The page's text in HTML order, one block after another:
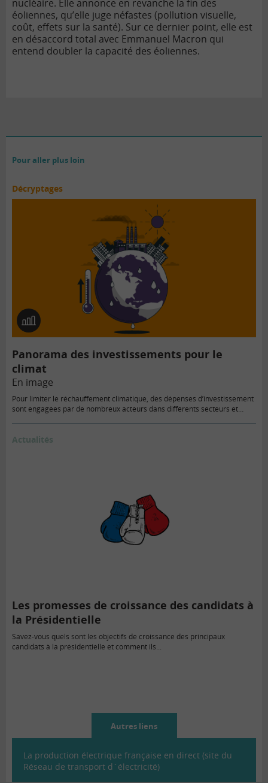
nucléaire. Elle annonce en revanche la fin des
éoliennes, qu’elle juge néfastes (pollution visuelle,
coût, effets sur la santé). Sur ce dernier point, elle est
en désaccord total avec Emmanuel Macron qui
entend doubler la capacité des éoliennes.
Pour aller plus loin
Décryptages
En
image
Panorama des investissements pour le
climat
En image
Pour limiter le réchauffement climatique, des dépenses d’investissement
sont engagées par de nombreux acteurs dans différents secteurs et…
Actualités
Les promesses de croissance des candidats à
la Présidentielle
Savez-vous quels sont les objectifs de croissance des principaux
candidats à la présidentielle et comment ils...
Autres liens
La production électrique française en direct (site du
Réseau de transport d´électricité)